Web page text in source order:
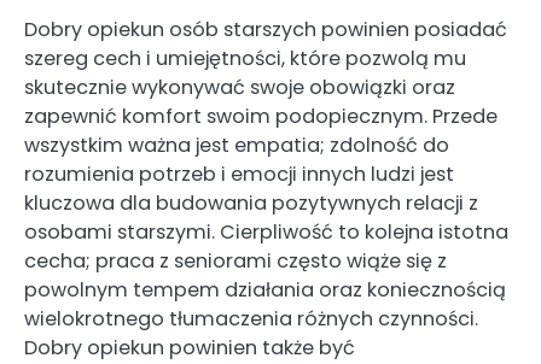
Dobry opiekun osób starszych powinien posiadać
szereg cech i umiejętności, które pozwolą mu
skutecznie wykonywać swoje obowiązki oraz
zapewnić komfort swoim podopiecznym. Przede
wszystkim ważna jest empatia; zdolność do
rozumienia potrzeb i emocji innych ludzi jest
kluczowa dla budowania pozytywnych relacji z
osobami starszymi. Cierpliwość to kolejna istotna
cecha; praca z seniorami często wiąże się z
powolnym tempem działania oraz koniecznością
wielokrotnego tłumaczenia różnych czynności.
Dobry opiekun powinien także być